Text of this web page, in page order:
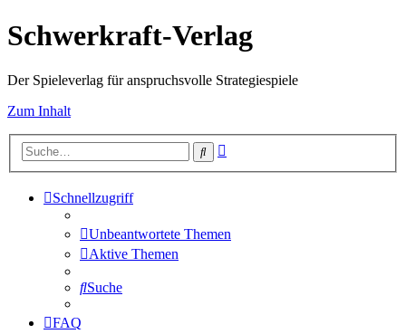
Schwerkraft-Verlag
Der Spieleverlag für anspruchsvolle Strategiespiele
Zum Inhalt
Suche
Schnellzugriff
Unbeantwortete Themen
Aktive Themen
Suche
FAQ